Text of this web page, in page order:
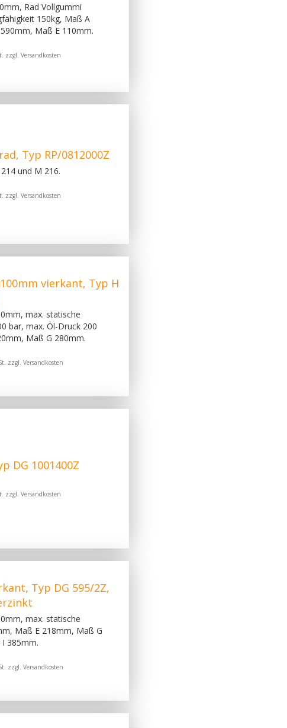
Rad Vollgummi
150kg, Maß A
Maß E 110mm.
zzgl. Versandkosten
Typ RP/0812000Z
und M 216.
zzgl. Versandkosten
vierkant, Typ H
max. statische
bar, max. Öl-Druck 200
Maß G 280mm.
zzgl. Versandkosten
DG 1001400Z
zzgl. Versandkosten
Typ DG 595/2Z,
max. statische
Maß E 218mm, Maß G
385mm.
zzgl. Versandkosten